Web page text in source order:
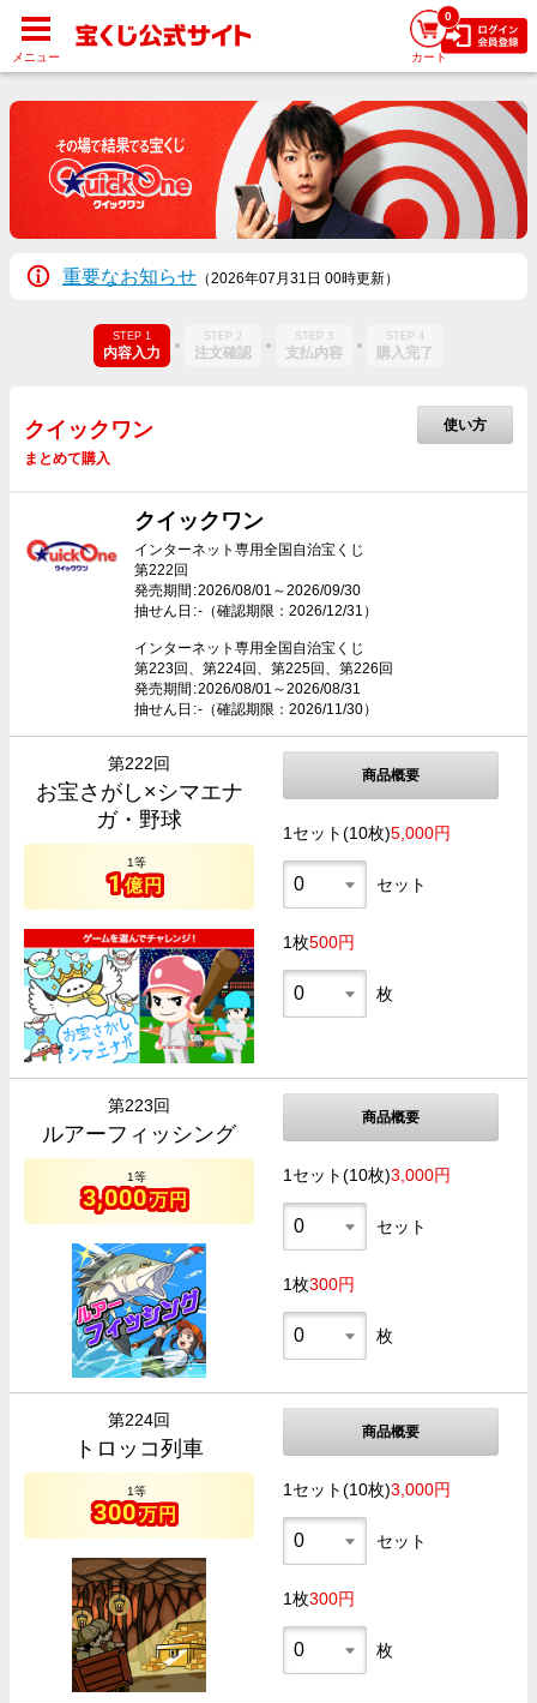
重要なお知らせ （2026年07月31日 00時更新）
STEP 1
内容入力
STEP 2
注文確認
STEP 3
支払内容
STEP 4
購入完了
クイックワン
まとめて購入
使い方
クイックワン
インターネット専用全国自治宝くじ
第222回
発売期間 2026/08/01～2026/09/30
抽せん日 -（確認期限：2026/12/31）
インターネット専用全国自治宝くじ
第223回、第224回、第225回、第226回
発売期間 2026/08/01～2026/08/31
抽せん日 -（確認期限：2026/11/30）
第222回
お宝さがし×シマエナ
ガ・野球
1等
1億円
商品概要
1セット(10枚)5,000円
セット
1枚500円
枚
第223回
ルアーフィッシング
1等
3,000万円
商品概要
1セット(10枚)3,000円
セット
1枚300円
枚
第224回
トロッコ列車
1等
300万円
商品概要
1セット(10枚)3,000円
セット
1枚300円
枚
メニュー
0
カート